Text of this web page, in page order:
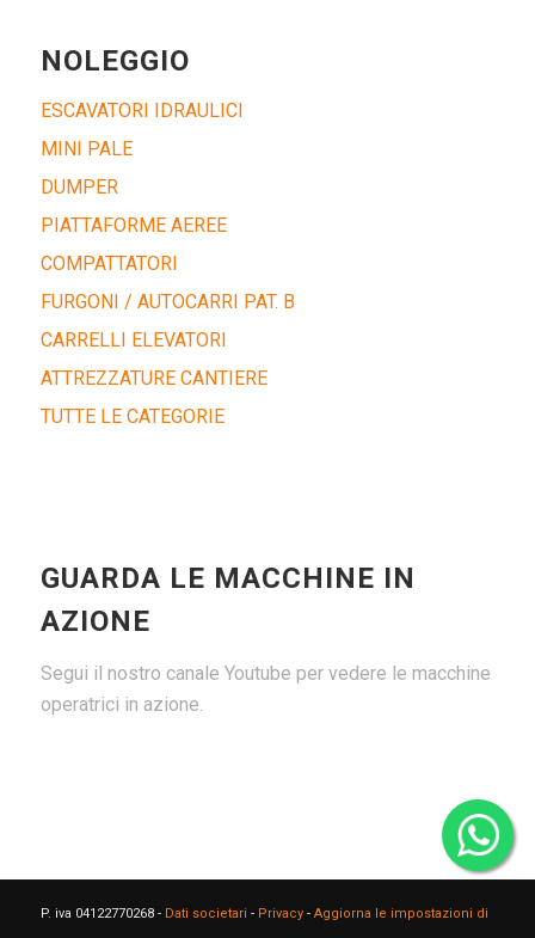
NOLEGGIO
ESCAVATORI IDRAULICI
MINI PALE
DUMPER
PIATTAFORME AEREE
COMPATTATORI
FURGONI / AUTOCARRI PAT. B
CARRELLI ELEVATORI
ATTREZZATURE CANTIERE
TUTTE LE CATEGORIE
GUARDA LE MACCHINE IN
AZIONE
Segui il nostro canale Youtube per vedere le macchine
operatrici in azione.
P. iva 04122770268 - Dati societari - Privacy- Aggiorna le impostazioni di